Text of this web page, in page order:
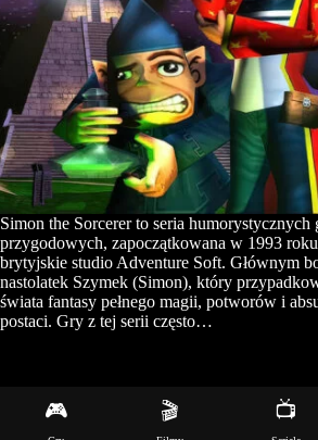
Simon the Sorcerer to seria humorystycznych
przygodowych, zapoczątkowana w 1993
brytyjskie studio Adventure Soft. Głównym
nastolatek Szymek (Simon), który
świata fantasy pełnego magii, potworów i
postaci. Gry z tej serii często…
🎮 🎬 📺
Copyright © 2026 - Motyw WordPress